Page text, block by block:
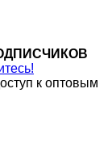
к оптовым